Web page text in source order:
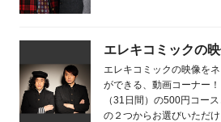
エレキコミックの
エレキコミックの映像を
ができる、動画コーナー
（31日間）の500円コー
の２つからお選びいただけ